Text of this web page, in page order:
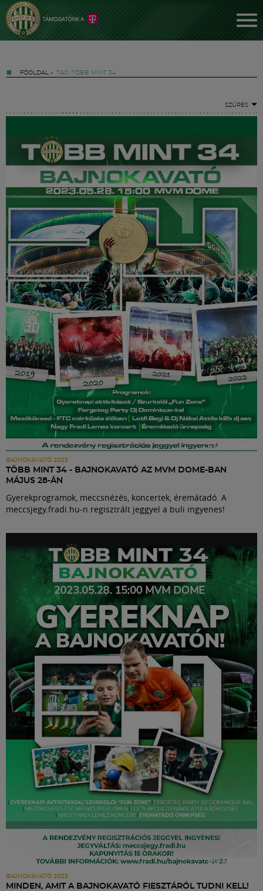
FŐOLDAL » TAG: TÖBB MINT 34
SZŰRÉS
BAJNOKAVATÓ 2023
TÖBB MINT 34 - BAJNOKAVATÓ AZ MVM DOME-BAN
MÁJUS 28-ÁN
Gyerekprogramok, meccsnézés, koncertek, éremátadó. A
meccsjegy.fradi.hu-n regisztrált jeggyel a buli ingyenes!
BAJNOKAVATÓ 2023
MINDEN, AMIT A BAJNOKAVATÓ FIESZTÁRÓL TUDNI KELL!
Jegyek
FM YouTube +
Hírek
Labdarúgás
Szakosztályok
Meccscenter
Klub
Szolgáltatások
Shop
English